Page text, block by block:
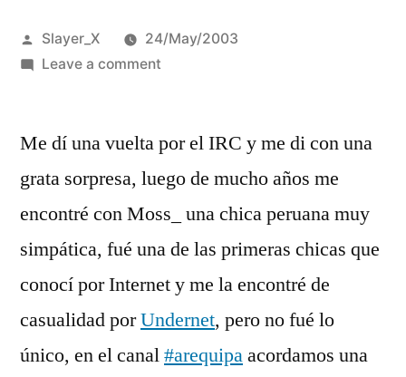
Posted
by
Slayer_X
24/May/2003
Leave a commenton
Me dí­ una vuelta por el IRC y me di con una
grata sorpresa, luego de mucho años me
encontré con Moss_ una chica peruana muy
simpática, fué una de las primeras chicas que
conocí­ por Internet y me la encontré de
casualidad porUndernet, pero no fué lo
único, en el canal#arequipaacordamos una